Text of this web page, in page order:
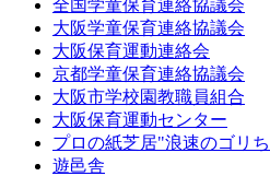
全国学童保育連絡協議会
大阪学童保育連絡協議会
大阪保育運動連絡会
京都学童保育連絡協議会
大阪市学校園教職員組合
大阪保育運動センター
プロの紙芝居"浪速のゴリ
遊邑舎